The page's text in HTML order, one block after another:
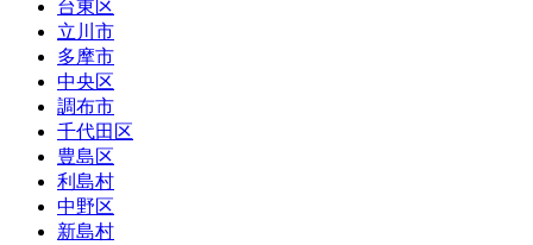
台東区
立川市
多摩市
中央区
調布市
千代田区
豊島区
利島村
中野区
新島村